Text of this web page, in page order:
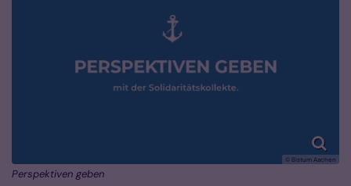
© Bistum Aachen
Perspektiven geben